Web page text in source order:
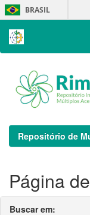
Skip
navigation
BRASIL
Repositório de
Página
Buscar em: